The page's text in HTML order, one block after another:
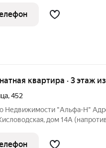
- место просто огонь!! - Вся
в
квартира · 3 этаж
,452
Недвижимости "Альфа-Н"
дом 14А